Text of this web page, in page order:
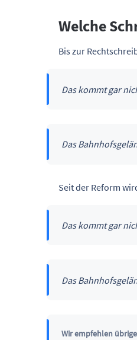
Welche
Bis zur
Das kommt gar
Das
Seit der Reform
Das kommt gar
Das
Wir empfehlen